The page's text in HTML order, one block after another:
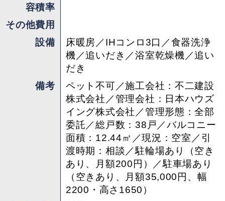
思います。
※写真に写っている家具・雑貨は付属しません
担当 ： 松下
容積率
その他費用
設備
床暖房／IHコンロ3口／食器洗浄
機／追いだき／浴室乾燥機／追い
だき
備考
ペット不可／施工会社：不二建設
株式会社／管理会社：日本ハウズ
イング株式会社／管理形態：全部
委託／総戸数：38戸／バルコニー
面積：12.44㎡／現況：空室／引
渡時期：相談／駐輪場あり（空き
あり、月額200円）／駐車場あり
（空きあり、月額35,000円、幅
2200・高さ1650）